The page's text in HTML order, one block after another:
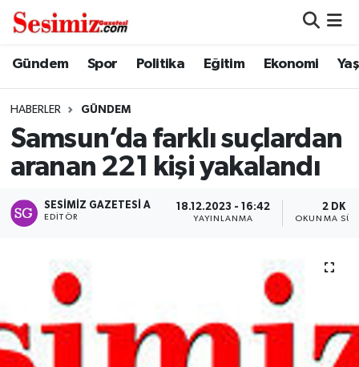
Gündem Spor Politika Eğitim Ekonomi
HABERLER GÜNDEM
Samsun’da farklı suçlardan
aranan 221 kişi yakalandı
SESIMIZ GAZETESI A
EDITÖR
18.12.2023 - 16:42
YAYINLANMA
2 DK
OKUNMA
Dünya
Ekonomi
Gündem
Magazin
Politika
Nöbetçi Eczaneler
Hava Durumu
Namaz Vakitleri
Süper Lig Puan Durumu ve Fikstür
Tüm Manşetler
Son Dakika Haberleri